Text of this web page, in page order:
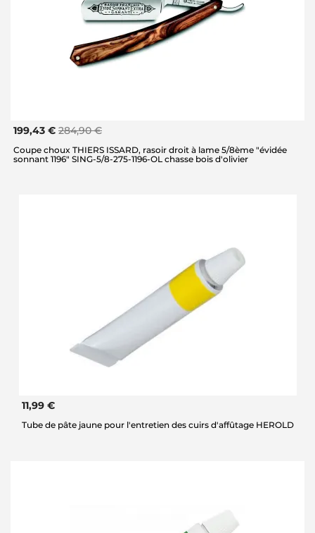
199,43 € 284,90 €
Coupe choux THIERS ISSARD, rasoir droit à lame 5/8ème "évidée
sonnant 1196" SING-5/8-275-1196-OL chasse bois d'olivier
11,99 €
Tube de pâte jaune pour l'entretien des cuirs d'affûtage HEROLD